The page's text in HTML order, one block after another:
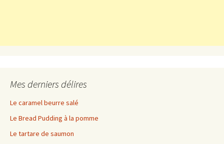
Mes derniers délires
Le caramel beurre salé
Le Bread Pudding à la pomme
Le tartare de saumon